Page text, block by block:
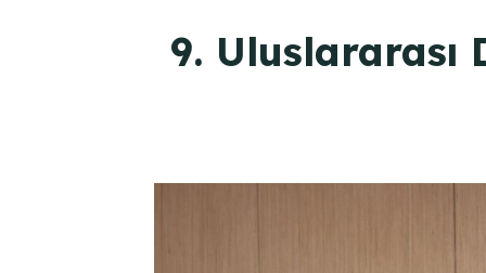
9. Uluslararası